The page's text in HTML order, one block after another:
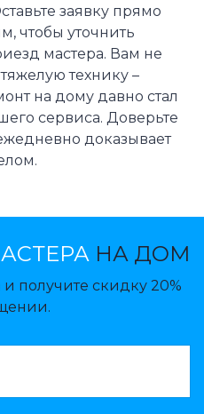
заявку прямо
чтобы уточнить
мастера. Вам не
технику –
на дому давно стал
сервиса. Доверьте
доказывает
НА ДОМ
получите скидку 20%